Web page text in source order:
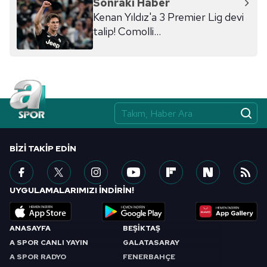
ilgili mevzuata uygun olarak kullanılan çerezlerle ilgili bilgi
almak için lütfentıklayınız.
Sonraki Haber
Kenan Yıldız'a 3 Premier Lig devi
talip! Comolli...
ANASAYFA
A SPOR CANLI YAYIN
A SPOR RADYO
BEŞİKTAŞ
GALATASARAY
FENERBAHÇE
BIZI TAKIP EDIN
UYGULAMALARIMIZI İNDİRİN!